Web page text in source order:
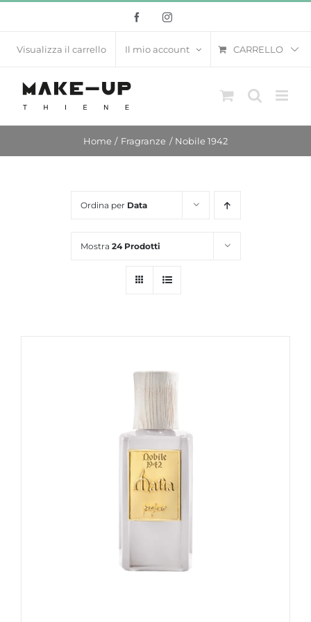
contenuto
FacebookInstagram
Visualizza il carrello Il mio account CARRELLO
Home Fragranze Nobile 1942
Ordina per Data
Mostra 24 Prodotti